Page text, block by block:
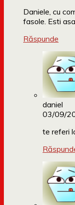
Daniele, cu
fasole. Esti
Răspunde
daniel
03/09/
te referi